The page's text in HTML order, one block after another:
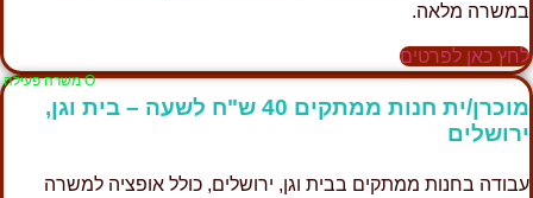
במשרה מלאה.
לחץ כאן לפרטים
Ο משרה פעילה
מוכרן/ית חנות ממתקים 40 ש"ח לשעה – בית וגן,
ירושלים
עבודה בחנות ממתקים בבית וגן, ירושלים, כולל אופציה למשרה